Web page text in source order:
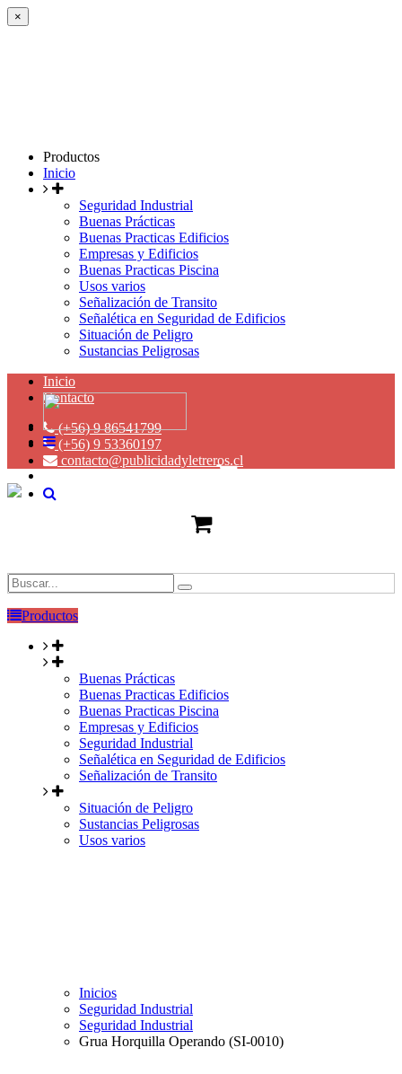
×
Productos
Inicio
Seguridad Industrial
Buenas Prácticas
Buenas Practicas Edificios
Empresas y Edificios
Buenas Practicas Piscina
Usos varios
Señalización de Transito
Señalética en Seguridad de Edificios
Situación de Peligro
Sustancias Peligrosas
Inicio
Contacto
(+56) 9 86541799
(+56) 9 53360197
contacto@publicidadyletreros.cl
Productos
Buenas Prácticas
Buenas Practicas Edificios
Buenas Practicas Piscina
Empresas y Edificios
Seguridad Industrial
Señalética en Seguridad de Edificios
Señalización de Transito
Situación de Peligro
Sustancias Peligrosas
Usos varios
Inicios
Seguridad Industrial
Seguridad Industrial
Grua Horquilla Operando (SI-0010)